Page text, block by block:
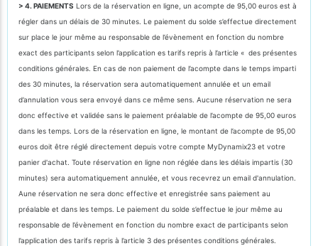
> 4. PAIEMENTS Lors de la réservation en ligne, un acompte de 95,00 euros est à
régler dans un délais de 30 minutes. Le paiement du solde s’effectue directement
sur place le jour même au responsable de l’évènement en fonction du nombre
exact des participants selon l’application es tarifs repris à l’article « des présentes
conditions générales. En cas de non paiement de l’acompte dans le temps imparti
des 30 minutes, la réservation sera automatiquement annulée et un email
d’annulation vous sera envoyé dans ce même sens. Aucune réservation ne sera
donc effective et validée sans le paiement préalable de l’acompte de 95,00 euros
dans les temps. Lors de la réservation en ligne, le montant de l’acompte de 95,00
euros doit être réglé directement depuis votre compte MyDynamix23 et votre
panier d'achat. Toute réservation en ligne non réglée dans les délais impartis (30
minutes) sera automatiquement annulée, et vous recevrez un email d'annulation.
Aune réservation ne sera donc effective et enregistrée sans paiement au
préalable et dans les temps. Le paiement du solde s’effectue le jour même au
responsable de l’évènement en fonction du nombre exact de participants selon
l’application des tarifs repris à l’article 3 des présentes conditions générales.